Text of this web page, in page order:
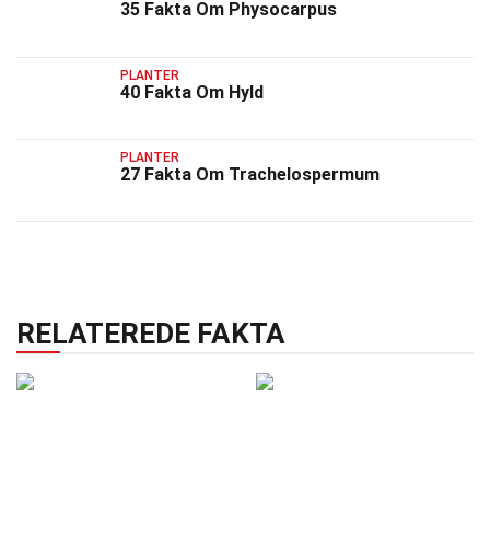
35 Fakta Om Physocarpus
PLANTER
40 Fakta Om Hyld
PLANTER
27 Fakta Om Trachelospermum
RELATEREDE FAKTA